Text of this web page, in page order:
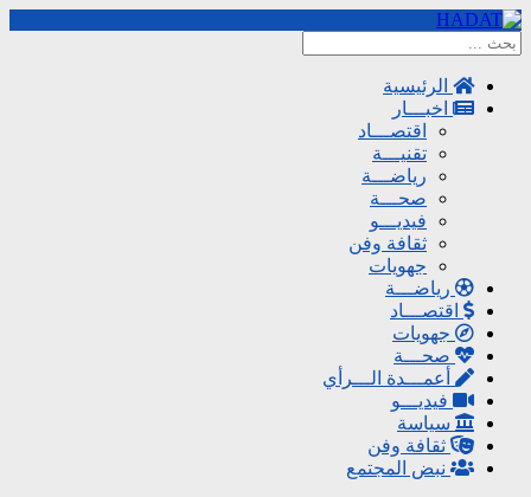
الرئيسية
اخبـــار
اقتصـــاد
تقنيـــة
رياضـــة
صحـــة
فيديـــو
ثقافة وفن
جهويات
رياضـــة
اقتصـــاد
جهويات
صحـــة
أعمـــدة الـــرأي
فيديـــو
سياسة
ثقافة وفن
نبض المجتمع